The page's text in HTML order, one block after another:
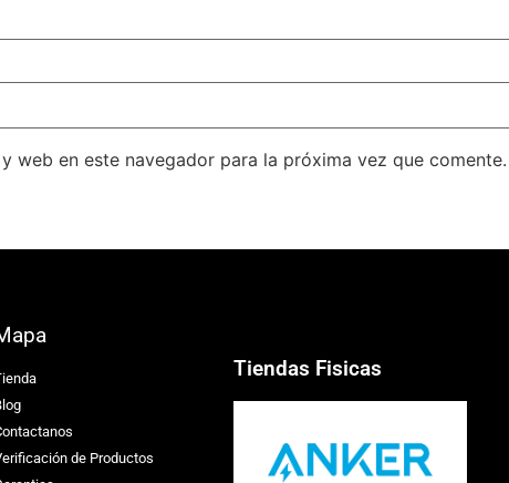
web en este navegador para la próxima vez que comente.
de Productos
Tiendas Fisicas